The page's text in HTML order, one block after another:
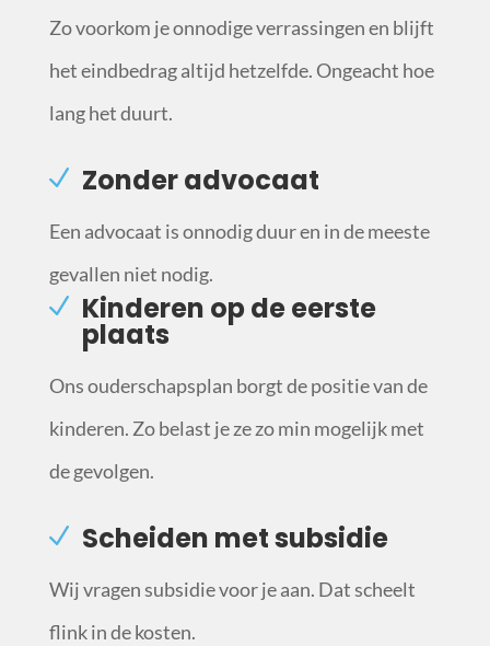
Zo voorkom je onnodige verrassingen en blijft
het eindbedrag altijd hetzelfde. Ongeacht hoe
lang het duurt.
Zonder advocaat
Een advocaat is onnodig duur en in de meeste
gevallen niet nodig.
Kinderen op de eerste
plaats
Ons ouderschapsplan borgt de positie van de
kinderen. Zo belast je ze zo min mogelijk met
de gevolgen.
Scheiden met subsidie
Wij vragen subsidie voor je aan. Dat scheelt
flink in de kosten.